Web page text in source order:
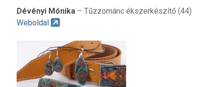
Dévényi Mónika– Tűzzománc ékszerkészítő (44)
Weboldal